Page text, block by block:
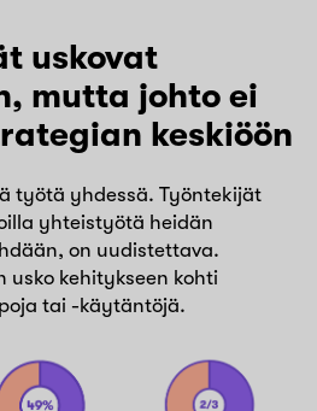
uskovat
mutta johto ei
keskiöön
työtä yhdessä. Työntekijät
yhteistyötä heidän
on uudistettava.
usko kehitykseen kohti
tai -käytäntöjä.